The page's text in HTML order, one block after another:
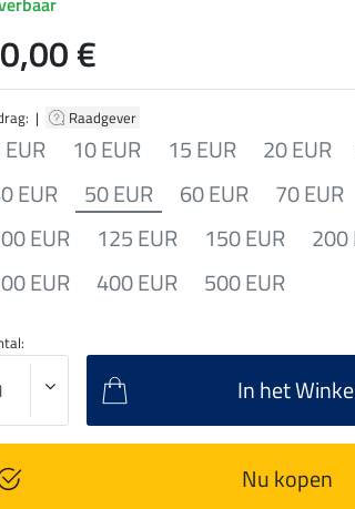
| Raadgever
10 EUR 15 EUR 20 EUR
EUR
50 EUR 60 EUR 70 EUR
EUR
125 EUR 150 EUR 200
EUR
400 EUR 500 EUR
€
In het
Nu kopen